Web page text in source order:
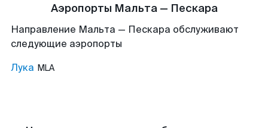
Аэропорты Мальта — Пескара
Направление Мальта — Пескара обслуживают
следующие аэропорты
Лука MLA